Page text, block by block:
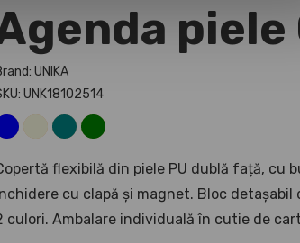
piele
UNIKA
UNK18102514
flexibilă din piele PU dublă față, cu
cu clapă și magnet. Bloc
culori. Ambalare individuală în cutie de